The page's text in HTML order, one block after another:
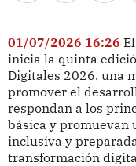
01/07/2026 16:26
inicia la quinta
Digitales 2026, una
promover el
respondan a los
básica y promuevan
inclusiva y
transformación